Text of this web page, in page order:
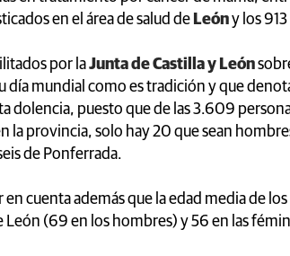
en el área de salud de Leóny los
por laJunta de Castilla y León
día mundial como es tradición y que
dolencia, puesto que de las 3.609
la provincia, solo hay 20 que sean
de Ponferrada.
en cuenta además que la edad media de
León (69 en los hombres) y 56 en las